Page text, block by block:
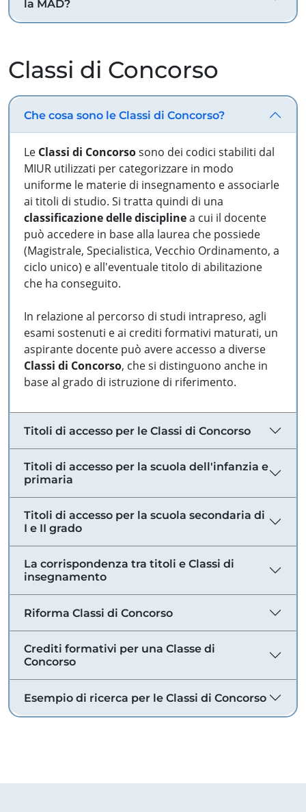
la MAD?
Classi di Concorso
Che cosa sono le Classi di Concorso?
Le Classi di Concorsosono dei codici stabiliti dal
MIUR utilizzati per categorizzare in modo
uniforme le materie di insegnamento e associarle
ai titoli di studio. Si tratta quindi di una
classificazione delle disciplinea cui il docente
può accedere in base alla laurea che possiede
(Magistrale, Specialistica, Vecchio Ordinamento, a
ciclo unico) e all'eventuale titolo di abilitazione
che ha conseguito.
In relazione al percorso di studi intrapreso, agli
esami sostenuti e ai crediti formativi maturati, un
aspirante docente può avere accesso a diverse
Classi di Concorso, che si distinguono anche in
base al grado di istruzione di riferimento.
Titoli di accesso per le Classi di Concorso
Titoli di accesso per la scuola dell'infanzia e
primaria
Titoli di accesso per la scuola secondaria di
I e II grado
La corrispondenza tra titoli e Classi di
insegnamento
Riforma Classi di Concorso
Crediti formativi per una Classe di
Concorso
Esempio di ricerca per le Classi di Concorso